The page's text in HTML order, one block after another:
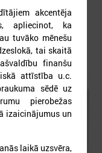
Iekšlietu ministrijas un
šī gada 5. augustā
Rīga).
akcentēja
apliecinot, ka
tuvāko mēnešu
tai skaitā
finanšu
attīstība u.c.
sēdē uz
pierobežas
izaicinājumus un
laikā uzsvēra,